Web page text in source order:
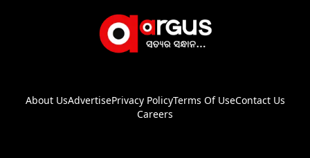
About UsAdvertisePrivacy PolicyTerms Of UseContact Us
Careers